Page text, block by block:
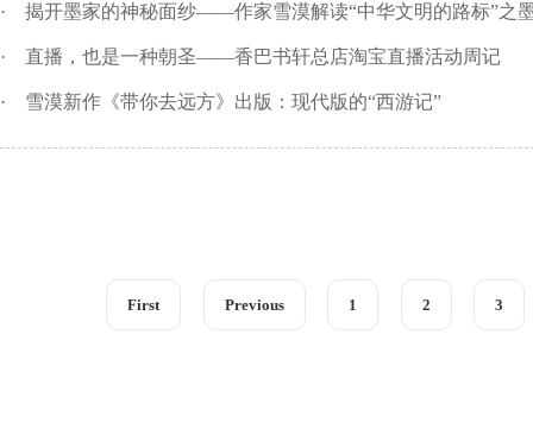
· 揭开墨家的神秘面纱——作家雪漠解读“中华文明的路标”之
· 直播，也是一种朝圣——香巴书轩总店淘宝直播活动周记
· 雪漠新作《带你去远方》出版：现代版的“西游记”
First Previous 1 2 3